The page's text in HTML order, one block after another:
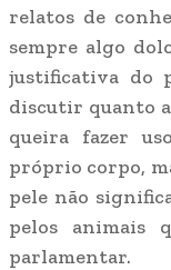
relatos de
sempre algo
justificativa do
discutir quanto
queira fazer
próprio corpo,
pele não
pelos animais
parlamentar.